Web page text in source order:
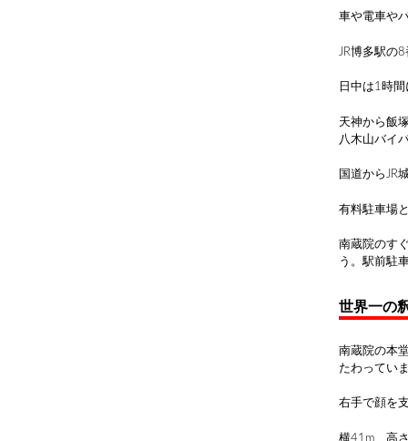
車や電車や
JR博多駅の
日中は1時
天神から飯
八木山バイ
国道からJR
有料駐車場
南蔵院のす
う。駅前駐
世界一の
南蔵院の本
たわってい
右手で顔を
横41m、高